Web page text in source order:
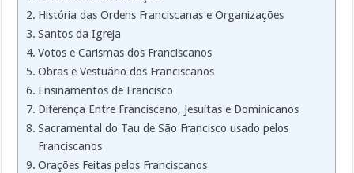
História das Ordens Franciscanas e Organizações
Santos da Igreja
Votos e Carismas dos Franciscanos
Obras e Vestuário dos Franciscanos
Ensinamentos de Francisco
Diferença Entre Franciscano, Jesuítas e Dominicanos
Sacramental do Tau de São Francisco usado pelos
Franciscanos
Orações Feitas pelos Franciscanos